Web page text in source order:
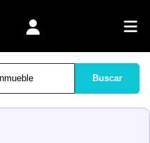
Buscar